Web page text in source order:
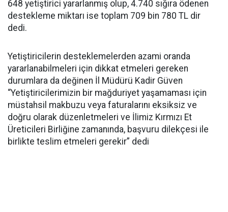
648 yetiştirici yararlanmış olup, 4.740 sığıra ödenen
destekleme miktarı ise toplam 709 bin 780 TL dir
dedi.
Yetiştiricilerin desteklemelerden azami oranda
yararlanabilmeleri için dikkat etmeleri gereken
durumlara da değinen İl Müdürü Kadir Güven
“Yetiştiricilerimizin bir mağduriyet yaşamaması için
müstahsil makbuzu veya faturalarını eksiksiz ve
doğru olarak düzenletmeleri ve İlimiz Kırmızı Et
Üreticileri Birliğine zamanında, başvuru dilekçesi ile
birlikte teslim etmeleri gerekir” dedi